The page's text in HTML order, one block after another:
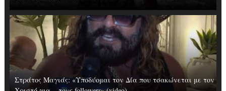
Στράτος Μαγιάς: «Υποδύομαι τον Δία που τσακώνεται με τον